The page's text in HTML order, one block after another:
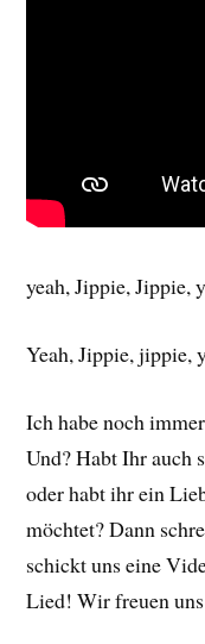
yeah, Jippie, Jippie,
Yeah, Jippie, jippie,
Ich habe noch
Und? Habt Ihr auch
oder habt ihr ein
möchtet? Dann
schickt uns eine
Lied! Wir freuen